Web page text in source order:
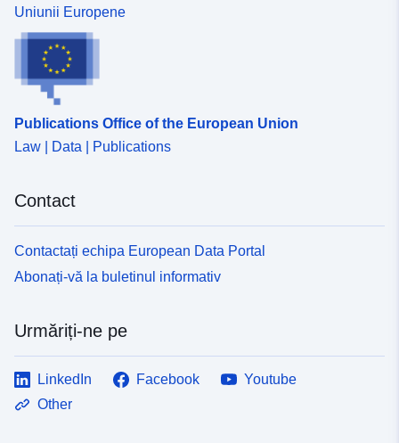
Uniunii Europene
Publications Office of the European Union
Law | Data | Publications
Contact
Contactați echipa European Data Portal
Abonați-vă la buletinul informativ
Urmăriți-ne pe
LinkedIn Facebook
Youtube
Other